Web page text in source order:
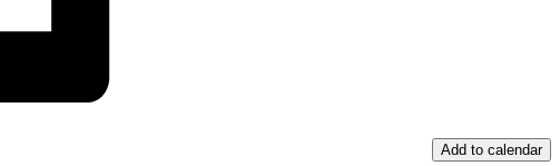
Add to calendar